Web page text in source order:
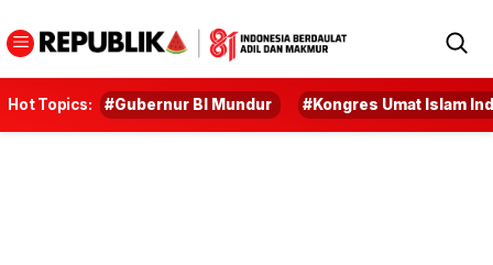
Hot Topics: #Gubernur BI Mundur #Kongres Umat Islam